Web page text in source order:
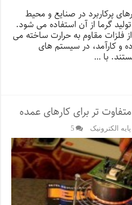
پرکاربرد در صنایع و محیط
گرما از آن استفاده می شود.
فلزات مقاوم به حرارت ساخته می
و کارآمد، در سیستم های
با …
تر برای کارهای عمده
الکترونیک 5